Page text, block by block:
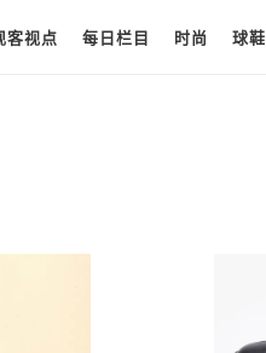
客视点 每日栏目 时尚 球鞋